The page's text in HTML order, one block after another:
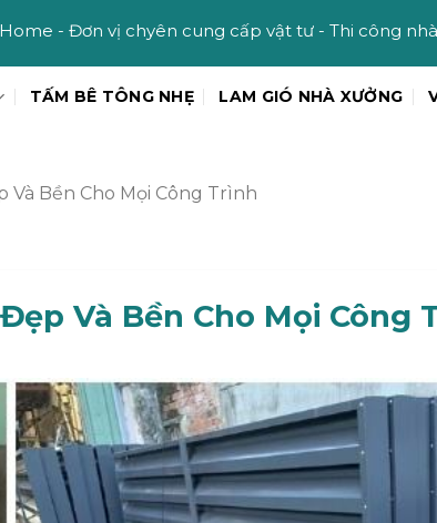
cung cấp vật tư - Thi công nhà lắp ghép uy tín
TẤM BÊ TÔNG NHẸ LAM GIÓ NHÀ XƯỞNG
Và Bền Cho Mọi Công Trình
Và Bền Cho Mọi Công